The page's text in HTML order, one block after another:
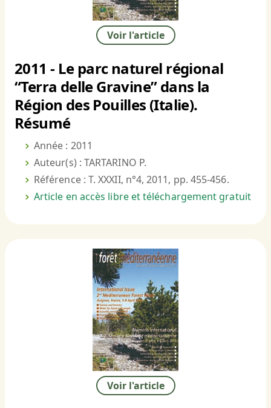
Voir l'article
2011 - Le parc naturel régional
“Terra delle Gravine” dans la
Région des Pouilles (Italie).
Résumé
Année : 2011
Auteur(s) : TARTARINO P.
Référence : T. XXXII, n°4, 2011, pp. 455-456.
Article en accès libre et téléchargement gratuit
Voir l'article